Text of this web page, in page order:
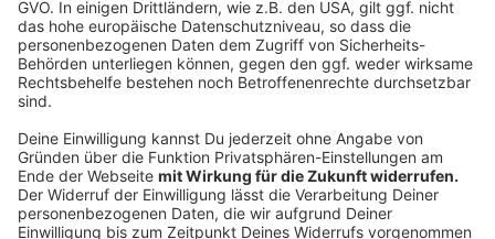
Flusskreuzfahrten
Anzeige
Routen nach Amsterdam, Berlin oder Mainz
Anzeige